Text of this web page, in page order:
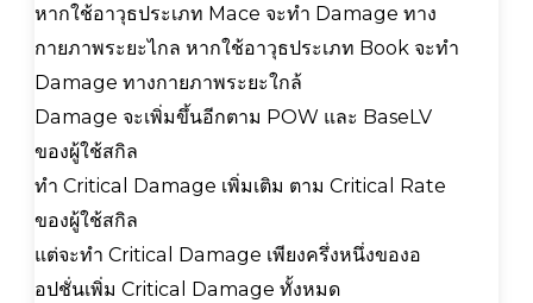
หากใช้อาวุธประเภท Mace จะทำ Damage ทาง
กายภาพระยะไกล หากใช้อาวุธประเภท Book จะทำ
Damage ทางกายภาพระยะใกล้
Damage จะเพิ่มขึ้นอีกตาม POW และ BaseLV
ของผู้ใช้สกิล
ทำ Critical Damage เพิ่มเติม ตาม Critical Rate
ของผู้ใช้สกิล
แต่จะทำ Critical Damage เพียงครึ่งหนึ่งของอ
อปชั่นเพิ่ม Critical Damage ทั้งหมด